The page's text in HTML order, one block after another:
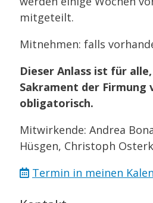
mitgeteilt.
Mitnehmen: falls
Dieser Anlass ist für
Sakrament der Firmung
obligatorisch.
Mitwirkende: Andrea
Hüsgen, Christoph
Termin in meinen